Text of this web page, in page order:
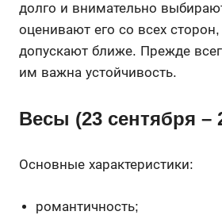
долго и внимательно
оценивают его со всех
допускают ближе. Прежде
им важна устойчивость.
Весы (23 сентября –
Основные характеристики:
романтичность;